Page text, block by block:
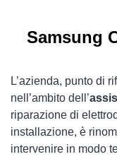
Samsung
L’azienda, punto di
nell’ambito dell’
riparazione di
installazione, è
intervenire in modo